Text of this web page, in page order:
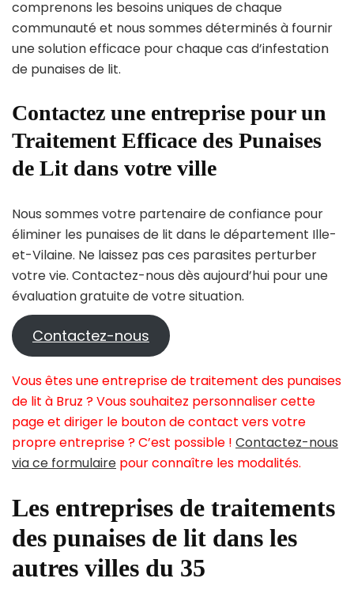
comprenons les besoins uniques de chaque
communauté et nous sommes déterminés à fournir
une solution efficace pour chaque cas d’infestation
de punaises de lit.
Contactez une entreprise pour un
Traitement Efficace des Punaises
de Lit dans votre ville
Nous sommes votre partenaire de confiance pour
éliminer les punaises de lit dans le département Ille-
et-Vilaine. Ne laissez pas ces parasites perturber
votre vie. Contactez-nous dès aujourd’hui pour une
évaluation gratuite de votre situation.
Contactez-nous
Vous êtes une entreprise de traitement des punaises
de lit à Bruz ? Vous souhaitez personnaliser cette
page et diriger le bouton de contact vers votre
propre entreprise ? C’est possible ! Contactez-nous
via ce formulaire pour connaître les modalités.
Les entreprises de traitements
des punaises de lit dans les
autres villes du 35